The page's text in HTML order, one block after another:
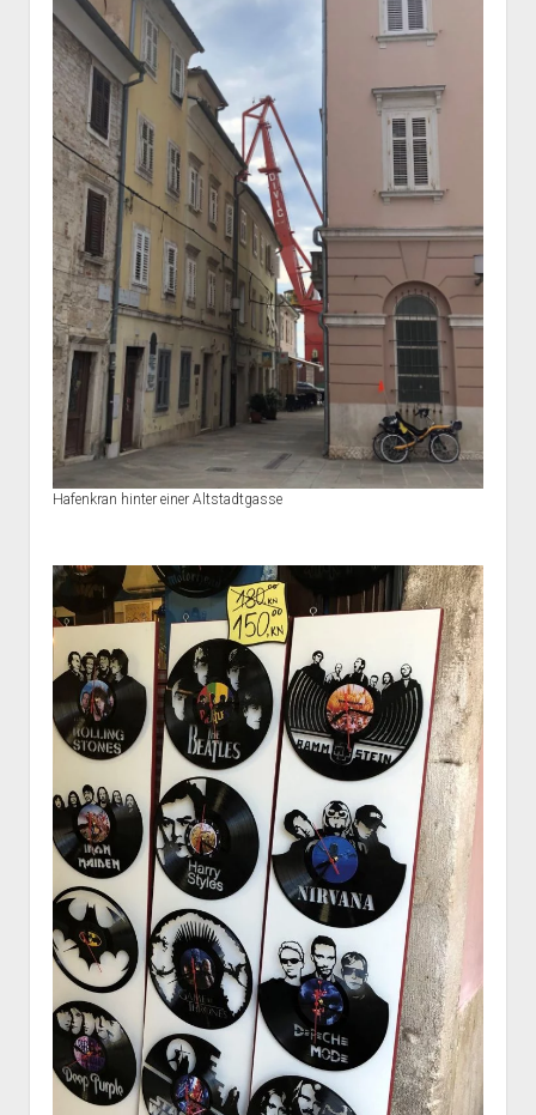
Hafenkran hinter einer Altstadtgasse